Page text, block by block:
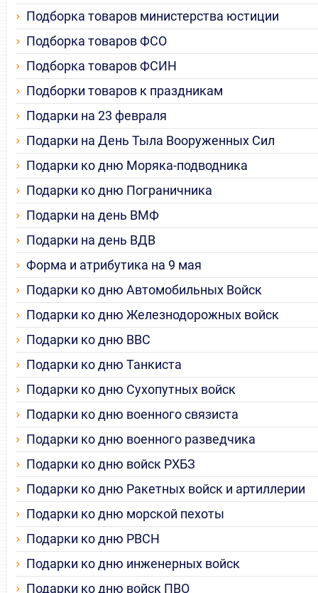
Подборка товаров министерства юстиции
Подборка товаров ФСО
Подборка товаров ФСИН
Подборки товаров к праздникам
Подарки на 23 февраля
Подарки на День Тыла Вооруженных Сил
Подарки ко дню Моряка-подводника
Подарки ко дню Пограничника
Подарки на день ВМФ
Подарки на день ВДВ
Форма и атрибутика на 9 мая
Подарки ко дню Автомобильных Войск
Подарки ко дню Железнодорожных войск
Подарки ко дню ВВС
Подарки ко дню Танкиста
Подарки ко дню Сухопутных войск
Подарки ко дню военного связиста
Подарки ко дню военного разведчика
Подарки ко дню войск РХБЗ
Подарки ко дню Ракетных войск и артиллерии
Подарки ко дню морской пехоты
Подарки ко дню РВСН
Подарки ко дню инженерных войск
Подарки ко дню войск ПВО